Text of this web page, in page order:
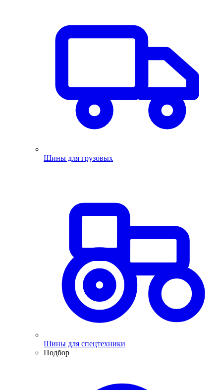
Шины для грузовых
Шины для спецтехники
Подбор